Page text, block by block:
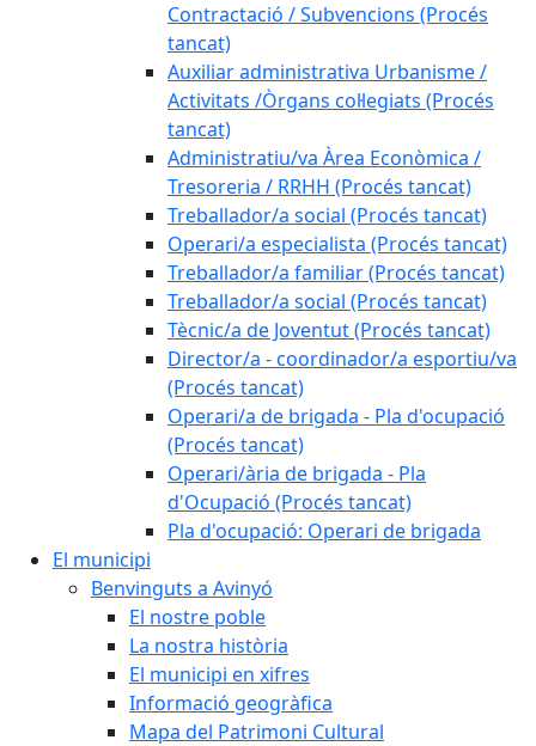
Contractació / Subvencions (Procés
tancat)
Auxiliar administrativa Urbanisme /
Activitats /Òrgans col·legiats (Procés
tancat)
Administratiu/va Àrea Econòmica /
Tresoreria / RRHH (Procés tancat)
Treballador/a social (Procés tancat)
Operari/a especialista (Procés tancat)
Treballador/a familiar (Procés tancat)
Treballador/a social (Procés tancat)
Tècnic/a de Joventut (Procés tancat)
Director/a - coordinador/a esportiu/va
(Procés tancat)
Operari/a de brigada - Pla d'ocupació
(Procés tancat)
Operari/ària de brigada - Pla
d'Ocupació (Procés tancat)
Pla d'ocupació: Operari de brigada
El municipi
Benvinguts a Avinyó
El nostre poble
La nostra història
El municipi en xifres
Informació geogràfica
Mapa del Patrimoni Cultural